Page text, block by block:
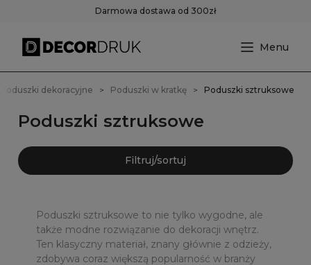
Darmowa dostawa od 300zł
Poduszki dekoracyjne Poduszki w kratkę Poduszki sztruksowe
Poduszki sztruksowe
Filtruj/sortuj
Poduszki sztruksowe to nie tylko wygodne, ale
także modne rozwiązanie do dekoracji wnętrz.
Ten klasyczny materiał, znany głównie z odzieży,
zdobywa coraz większą popularność w branży